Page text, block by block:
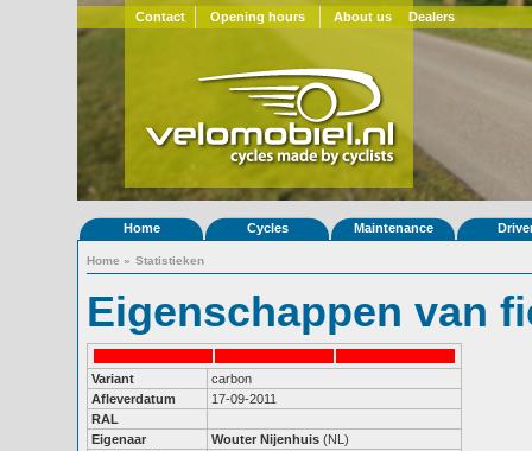
Contact Opening hours About us Dealers
Home Cycles Maintenance
Home » Statistieken
Eigenschappen van
Variant
carbon
Afleverdatum
17-09-2011
RAL
Eigenaar
Wouter Nijenhuis (NL)